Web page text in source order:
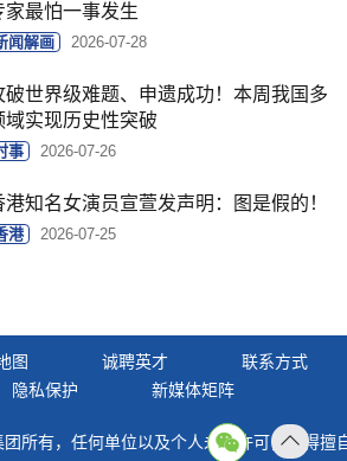
家最怕一事发生
闻解画 2026-07-28
破世界级难题、申遗成功！本周我国多
域实现历史性突破
事 2026-07-26
港知名女演员宣萱发声明：图是假的！
港 2026-07-25
图 诚聘英才
联系方式
隐私保护 新媒体矩阵
所有，任何单位以及个人未经许可，不得擅